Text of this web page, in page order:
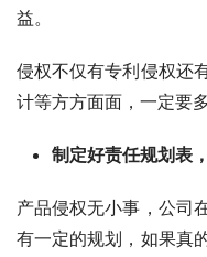
益。
侵权不仅有专利侵权还
计等方方面面，一定要
制定好责任规划表
产品侵权无小事，公司
有一定的规划，如果真